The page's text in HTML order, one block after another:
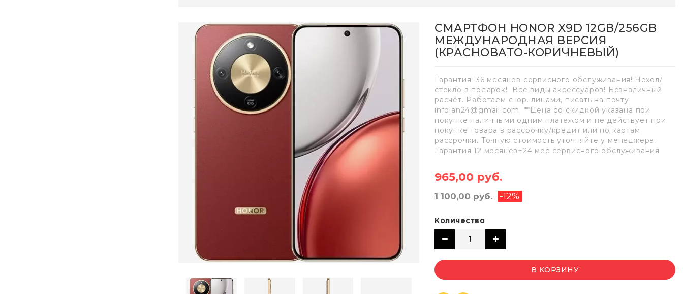
СМАРТФОН HONOR X9D 12GB/256GB
МЕЖДУНАРОДНАЯ ВЕРСИЯ
(КРАСНОВАТО-КОРИЧНЕВЫЙ)
Гарантия! 36 месяцев сервисного обслуживания! Чехол/
стекло в подарок! Все виды аксессуаров! Безналичный
расчёт. Работаем с юр. лицами, писать на почту
infolan24@gmail.com **Цена со скидкой указана при
покупке наличными одним платежом и не действует при
покупке товара в рассрочку/кредит или по картам
рассрочки. Точную стоимость уточняйте у менеджера.
Гарантия 12 месяцев+24 мес сервисного обслуживания
965,00 руб.
1 100,00 руб. -12%
Количество
В КОРЗИНУ